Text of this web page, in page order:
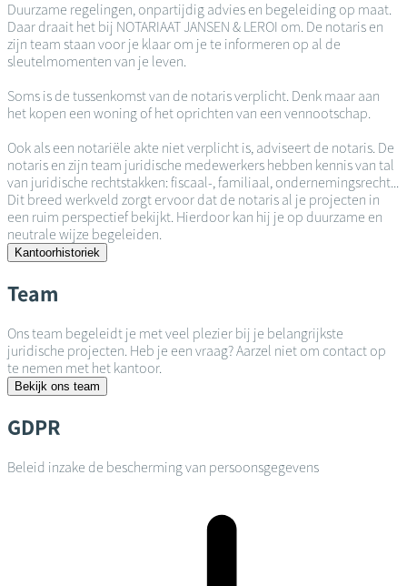
Duurzame regelingen, onpartijdig advies en begeleiding op maat.
Daar draait het bij NOTARIAAT JANSEN & LEROI om. De notaris en
zijn team staan voor je klaar om je te informeren op al de
sleutelmomenten van je leven.
Soms is de tussenkomst van de notaris verplicht. Denk maar aan
het kopen een woning of het oprichten van een vennootschap.
Ook als een notariële akte niet verplicht is, adviseert de notaris. De
notaris en zijn team juridische medewerkers hebben kennis van tal
van juridische rechtstakken: fiscaal-, familiaal, ondernemingsrecht...
Dit breed werkveld zorgt ervoor dat de notaris al je projecten in
een ruim perspectief bekijkt. Hierdoor kan hij je op duurzame en
neutrale wijze begeleiden.
Kantoorhistoriek
Team
Ons team begeleidt je met veel plezier bij je belangrijkste
juridische projecten. Heb je een vraag? Aarzel niet om contact op
te nemen met het kantoor.
Bekijk ons team
GDPR
Beleid inzake de bescherming van persoonsgegevens